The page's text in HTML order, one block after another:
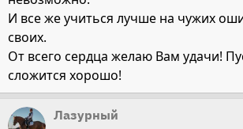
И все же учиться лучше на чужих
своих.
От всего сердца желаю Вам удачи!
сложится хорошо!
Лазурный